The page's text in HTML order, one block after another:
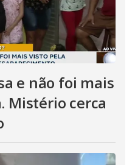
e não foi mais
Mistério cerca